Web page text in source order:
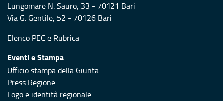
Lungomare N. Sauro, 33 - 70121 Bari
Via G. Gentile, 52 - 70126 Bari
Elenco PEC e Rubrica
Eventi e Stampa
Ufficio stampa della Giunta
Press Regione
Logo e identità regionale